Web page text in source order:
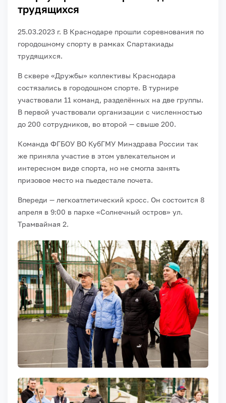
трудящихся
25.03.2023 г. В Краснодаре прошли соревнования по
городошному спорту в рамках Спартакиады
трудящихся.
В сквере «Дружбы» коллективы Краснодара
состязались в городошном спорте. В турнире
участвовали 11 команд, разделённых на две группы.
В первой участвовали организации с численностью
до 200 сотрудников, во второй — свыше 200.
Команда ФГБОУ ВО КубГМУ Минздрава России так
же приняла участие в этом увлекательном и
интересном виде спорта, но не смогла занять
призовое место на пьедестале почета.
Впереди — легкоатлетический кросс. Он состоится 8
апреля в 9:00 в парке «Солнечный остров» ул.
Трамвайная 2.